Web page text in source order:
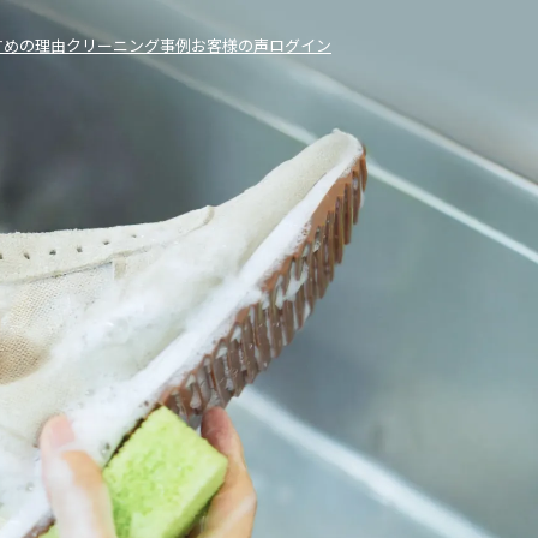
の理由クリーニング事例お客様の声ログイン